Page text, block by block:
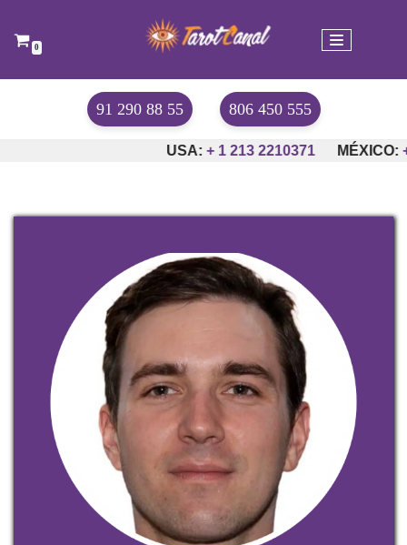
Saltar
0
91 290 88 55 806 450 555
USA:+ 1 213 2210371 MÉXICO: